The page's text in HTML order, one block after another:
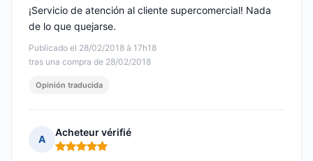
Publicado el 28/02/2018 à 17h18
tras una compra de 28/02/2018
¡Servicio de atención al cliente supercomercial! Nada
de lo que quejarse.
Opinión traducida
A
Acheteur vérifié
Nota: 5 de 5